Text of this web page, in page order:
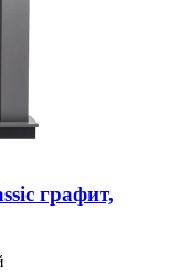
графит,